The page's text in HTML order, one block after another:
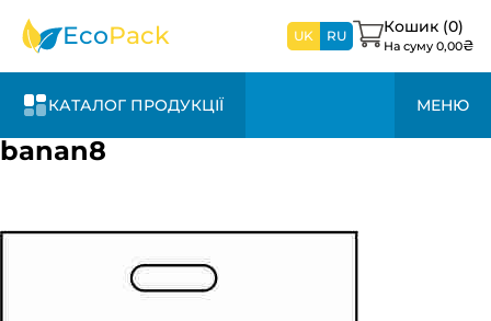
часом
EcoPack UK RU Кошик (0)
На суму 0,00₴
КАТАЛОГ ПРОДУКЦІЇ МЕНЮ
banan8